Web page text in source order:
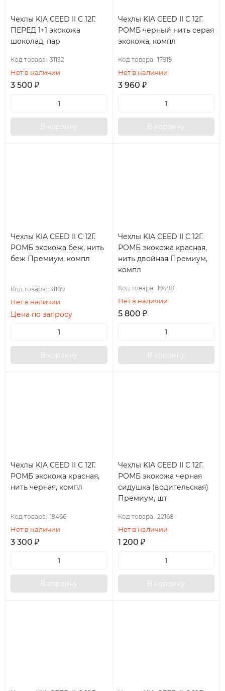
Чехлы KIA CEED II С 12Г.
ПЕРЕД 1+1 экокожа
шоколад, пар
Код товара: 31132
Нет в наличии
3 500 ₽
В корзину
Чехлы KIA CEED II С 12Г.
РОМБ черный нить серая
экокожа, компл
Код товара: 17919
Нет в наличии
3 960 ₽
В корзину
Чехлы KIA CEED II С 12Г.
РОМБ экокожа беж, нить
беж Премиум, компл
Код товара: 31109
Нет в наличии
Цена по запросу
В корзину
Чехлы KIA CEED II С 12Г.
РОМБ экокожа красная,
нить двойная Премиум,
компл
Код товара: 19498
Нет в наличии
5 800 ₽
В корзину
Чехлы KIA CEED II С 12Г.
РОМБ экокожа красная,
нить черная, компл
Код товара: 19466
Нет в наличии
3 300 ₽
В корзину
Чехлы KIA CEED II С 12Г.
РОМБ экокожа черная
сидушка (водительская)
Премиум, шт
Код товара: 22168
Нет в наличии
1 200 ₽
В корзину